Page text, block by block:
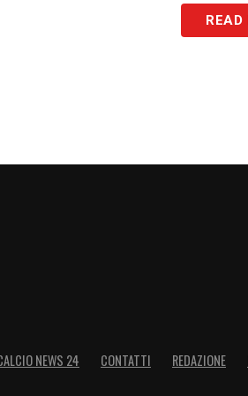
NOSTRE TOP NEWSREAD
NEWS 24 CONTATTI REDAZIONE